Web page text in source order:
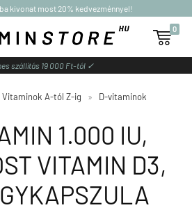
kivonat most 20% kedvezménnyel!

0
szállítás 19 000 Ft-tól ✓
Vitaminok A-tól Z-ig » D-vitaminok
1.000 IU,
VITAMIN D3,